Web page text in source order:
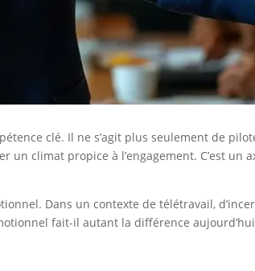
clé. Il ne s’agit plus seulement de
climat propice à l’engagement. C’est un
Dans un contexte de télétravail,
fait-il autant la différence aujourd’hui